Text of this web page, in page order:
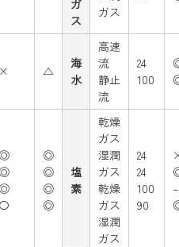
ガ
ス
ガス
× △
海
水
高速
流
静止
流
24
100
◎
◎
◎
〇
◎
◎
◎
◎
塩
素
乾燥
ガス
湿潤
ガス
乾燥
ガス
湿潤
ガス
24
24
100
90
–